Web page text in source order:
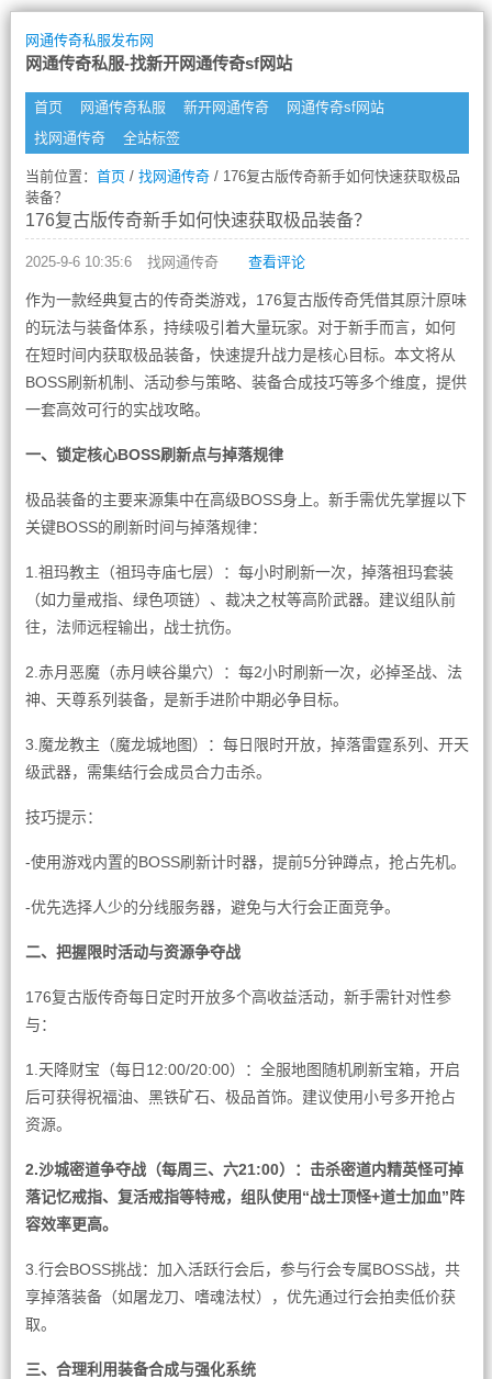
网通传奇私服发布网
网通传奇私服-找新开网通传奇sf网站
首页 网通传奇私服 新开网通传奇
网通传奇sf网站
找网通传奇
全站标签
当前位置： 首页/ 找网通传奇/ 176复古版传奇新手如何快速获取极品
装备？
176复古版传奇新手如何快速获取极品装备？
2025-9-6 10:35:6 找网通传奇 查看评论
作为一款经典复古的传奇类游戏，176复古版传奇凭借其原汁原味
的玩法与装备体系，持续吸引着大量玩家。对于新手而言，如何
在短时间内获取极品装备，快速提升战力是核心目标。本文将从
BOSS刷新机制、活动参与策略、装备合成技巧等多个维度，提供
一套高效可行的实战攻略。
一、锁定核心BOSS刷新点与掉落规律
极品装备的主要来源集中在高级BOSS身上。新手需优先掌握以下
关键BOSS的刷新时间与掉落规律：
1.祖玛教主（祖玛寺庙七层）：每小时刷新一次，掉落祖玛套装
（如力量戒指、绿色项链）、裁决之杖等高阶武器。建议组队前
往，法师远程输出，战士抗伤。
2.赤月恶魔（赤月峡谷巢穴）：每2小时刷新一次，必掉圣战、法
神、天尊系列装备，是新手进阶中期必争目标。
3.魔龙教主（魔龙城地图）：每日限时开放，掉落雷霆系列、开天
级武器，需集结行会成员合力击杀。
技巧提示：
-使用游戏内置的BOSS刷新计时器，提前5分钟蹲点，抢占先机。
-优先选择人少的分线服务器，避免与大行会正面竞争。
二、把握限时活动与资源争夺战
176复古版传奇每日定时开放多个高收益活动，新手需针对性参
与：
1.天降财宝（每日12:00/20:00）：全服地图随机刷新宝箱，开启
后可获得祝福油、黑铁矿石、极品首饰。建议使用小号多开抢占
资源。
2.沙城密道争夺战（每周三、六21:00）：击杀密道内精英怪可掉
落记忆戒指、复活戒指等特戒，组队使用“战士顶怪+道士加血”阵
容效率更高。
3.行会BOSS挑战：加入活跃行会后，参与行会专属BOSS战，共
享掉落装备（如屠龙刀、嗜魂法杖），优先通过行会拍卖低价获
取。
三、合理利用装备合成与强化系统